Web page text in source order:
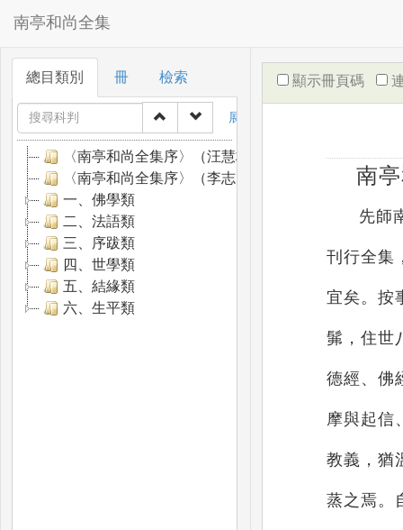
南亭和尚全集
總目類別 冊 檢索
展開全部
〈南亭和尚全集序〉（汪慧枝）
〈南亭和尚全集序〉（李志夫）
一、佛學類
二、法語類
三、序跋類
四、世學類
五、結緣類
六、生平類
顯示冊頁碼
南
先師
刊行全集
宜矣。按
髴，住世
德經、佛
摩與起信
教義，猶
蒸之焉。